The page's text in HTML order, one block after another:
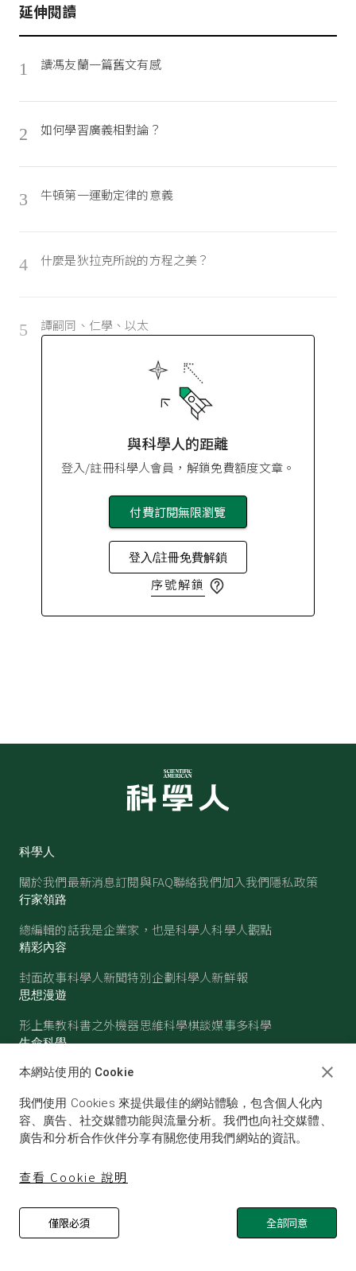
延伸閱讀
1 讀馮友蘭一篇舊文有感
2 如何學習廣義相對論？
3 牛頓第一運動定律的意義
4 什麼是狄拉克所說的方程之美？
5 譚嗣同、仁學、以太
與科學人的距離
登入/註冊科學人會員，解鎖免費額度文章。
付費訂閱無限瀏覽
登入/註冊免費解鎖
序號解鎖
科學人
關於我們最新消息訂閱與FAQ聯絡我們加入我們隱私政策
行家領路
總編輯的話我是企業家，也是科學人科學人觀點
精彩內容
封面故事科學人新聞特別企劃科學人新鮮報
思想漫遊
形上集教科書之外機器思維科學棋談媒事多科學
生命科學
醫學古生物心理學生態學
物理 化學地球科學天文
© SCIENTIFIC AMERICAN, A DIVISION OF NATURE
AMERICA, INC.ALL RIGHTS RESERVED.
本網站使用的 Cookie
我們使用 Cookies 來提供最佳的網站體驗，包含個人化內
容、廣告、社交媒體功能與流量分析。我們也向社交媒體、
廣告和分析合作伙伴分享有關您使用我們網站的資訊。
查看 Cookie 說明
僅限必須 全部同意